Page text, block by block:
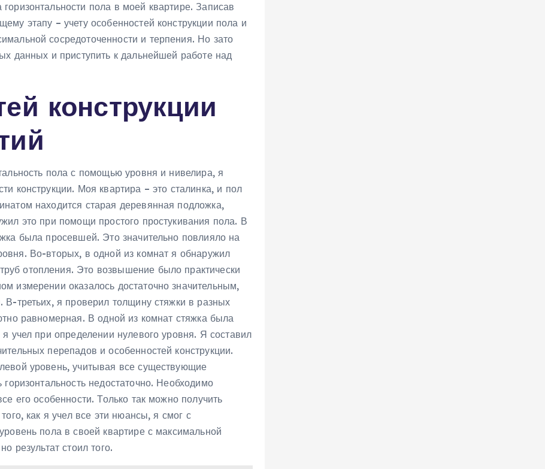
пола в моей квартире. Записав
этапу – учету особенностей конструкции пола и
сосредоточенности и терпения. Но зато
данных и приступить к дальнейшей работе над
конструкции
пола с помощью уровня и нивелира, я
конструкции. Моя квартира – это сталинка, и пол
находится старая деревянная подложка,
это при помощи простого простукивания пола. В
была просевшей. Это значительно повлияло на
Во-вторых, в одной из комнат я обнаружил
отопления. Это возвышение было практически
измерении оказалось достаточно значительным,
В-третьих, я проверил толщину стяжки в разных
равномерная. В одной из комнат стяжка была
учел при определении нулевого уровня. Я составил
перепадов и особенностей конструкции.
уровень, учитывая все существующие
недостаточно. Необходимо
его особенности. Только так можно получить
как я учел все эти нюансы, я смог с
пола в своей квартире с максимальной
результат стоил того.